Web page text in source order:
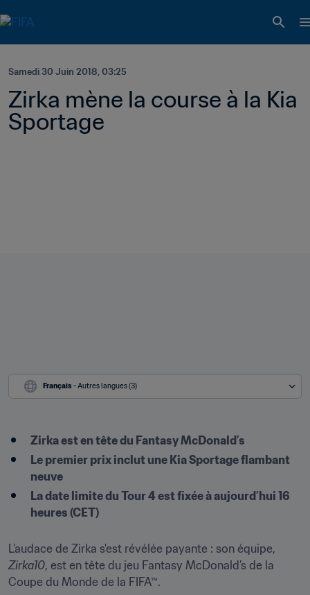
Samedi 30 Juin 2018, 03:25
Zirka mène la course à la Kia
Sportage
Français - Autres langues (3)
Zirka est en tête du Fantasy McDonald’s
Le premier prix inclut une Kia Sportage flambant
neuve
La date limite du Tour 4 est fixée à aujourd’hui 16
heures (CET)
Zirka10, est en tête du jeu Fantasy McDonald’s de la
Coupe du Monde de la FIFA™.